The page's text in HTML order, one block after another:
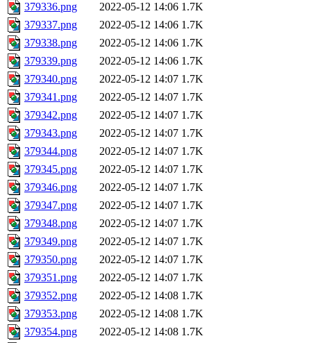
379336.png
2022-05-12 14:06 1.7K
379337.png
2022-05-12 14:06 1.7K
379338.png
2022-05-12 14:06 1.7K
379339.png
2022-05-12 14:06 1.7K
379340.png
2022-05-12 14:07 1.7K
379341.png
2022-05-12 14:07 1.7K
379342.png
2022-05-12 14:07 1.7K
379343.png
2022-05-12 14:07 1.7K
379344.png
2022-05-12 14:07 1.7K
379345.png
2022-05-12 14:07 1.7K
379346.png
2022-05-12 14:07 1.7K
379347.png
2022-05-12 14:07 1.7K
379348.png
2022-05-12 14:07 1.7K
379349.png
2022-05-12 14:07 1.7K
379350.png
2022-05-12 14:07 1.7K
379351.png
2022-05-12 14:07 1.7K
379352.png
2022-05-12 14:08 1.7K
379353.png
2022-05-12 14:08 1.7K
379354.png
2022-05-12 14:08 1.7K